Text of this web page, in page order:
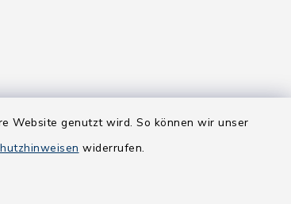
Website genutzt wird. So können wir unser
widerrufen.